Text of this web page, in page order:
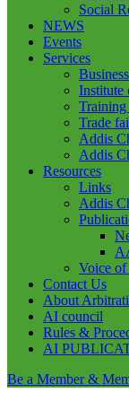
Social
NEWS
Events
Services
Institute
Training
Trade
Addis
Addis
Resources
Links
Addis
Voice of
Contact Us
About
AI council
Rules &
AI
Be a Member &